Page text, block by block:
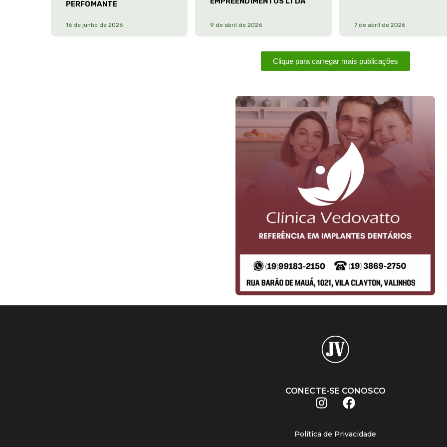
PERFOMANTE
16 de junho de 2026 9 de abril de 2026 7 de abril de 2026
Clique para carregar mais publicações
CONECTE-SE CONOSCO
Política de Privacidade